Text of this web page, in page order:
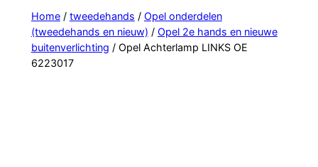
Home/ tweedehands / Opel onderdelen
(tweedehands en nieuw) / Opel 2e hands en nieuwe
buitenverlichting / Opel Achterlamp LINKS OE
6223017